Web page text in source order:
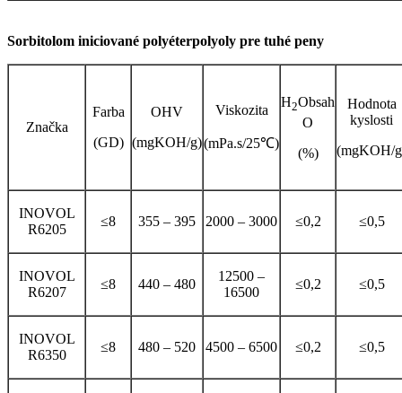
Sorbitolom iniciované polyéterpolyoly pre tuhé peny
Značka
Farba
(GD)
OHV
(mgKOH/g)
Viskozita
(mPa.s/25℃)
H2Obsah
O
(%)
Hodnota
kyslosti
(mgKOH/
INOVOL
R6205
≤8 355 – 395 2000 – 3000 ≤0,2 ≤0,5
INOVOL
R6207
≤8 440 – 480
12500 –
16500
≤0,2 ≤0,5
INOVOL
R6350
≤8 480 – 520 4500 – 6500 ≤0,2 ≤0,5